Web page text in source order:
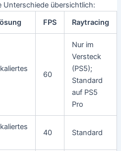
Unterschiede übersichtlich:
FPS Raytracing
60
Nur im
Versteck
(PS5);
Standard
auf PS5
Pro
40 Standard